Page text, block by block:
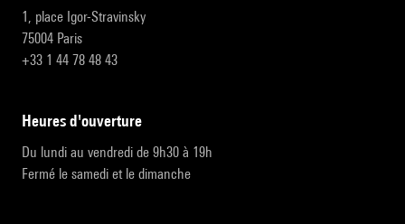
1, place Igor-Stravinsky
75004 Paris
+33 1 44 78 48 43
heures d'ouverture
Du lundi au vendredi de 9h30 à 19h
Fermé le samedi et le dimanche